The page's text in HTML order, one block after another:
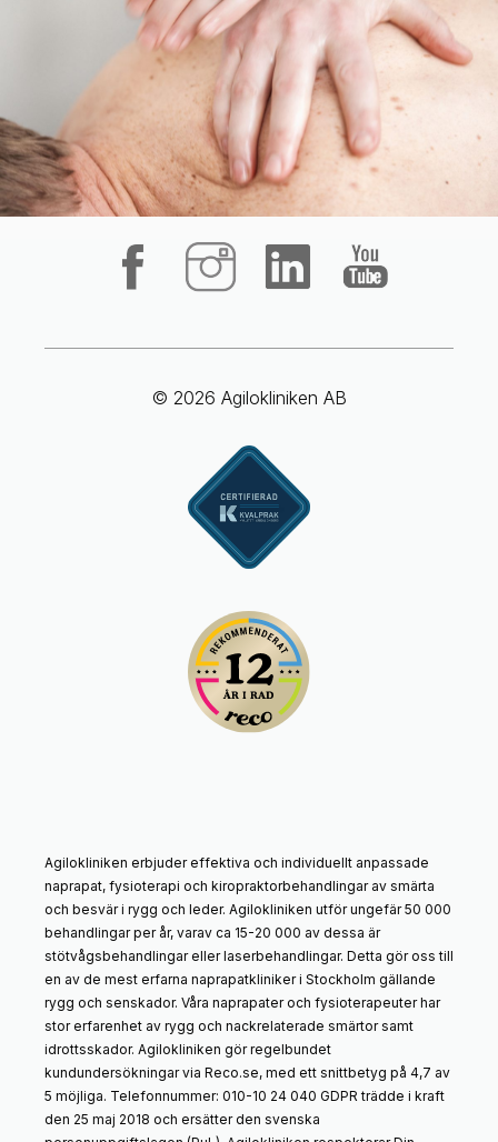
© 2026 Agilokliniken AB
Agilokliniken erbjuder effektiva och individuellt anpassade
naprapat, fysioterapi och kiropraktorbehandlingar av smärta
och besvär i rygg och leder. Agilokliniken utför ungefär 50 000
behandlingar per år, varav ca 15-20 000 av dessa är
stötvågsbehandlingar eller laserbehandlingar. Detta gör oss till
en av de mest erfarna naprapatkliniker i Stockholm gällande
rygg och senskador. Våra naprapater och fysioterapeuter har
stor erfarenhet av rygg och nackrelaterade smärtor samt
idrottsskador. Agilokliniken gör regelbundet
kundundersökningar via Reco.se, med ett snittbetyg på 4,7 av
5 möjliga. Telefonnummer: 010-10 24 040 GDPR trädde i kraft
den 25 maj 2018 och ersätter den svenska